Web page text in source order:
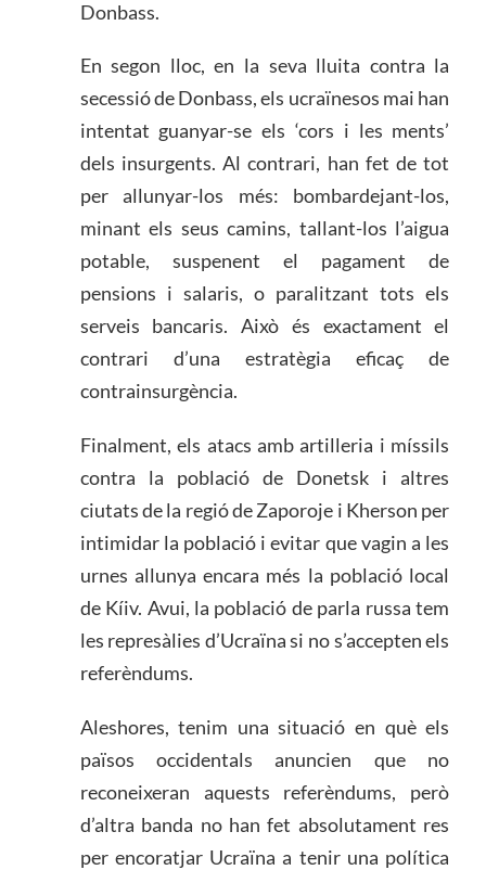
Donbass.
En segon lloc, en la seva lluita contra la
secessió de Donbass, els ucraïnesos mai han
intentat guanyar-se els ‘cors i les ments’
dels insurgents. Al contrari, han fet de tot
per allunyar-los més: bombardejant-los,
minant els seus camins, tallant-los l’aigua
potable, suspenent el pagament de
pensions i salaris, o paralitzant tots els
serveis bancaris. Això és exactament el
contrari d’una estratègia eficaç de
contrainsurgència.
Finalment, els atacs amb artilleria i míssils
contra la població de Donetsk i altres
ciutats de la regió de Zaporoje i Kherson per
intimidar la població i evitar que vagin a les
urnes allunya encara més la població local
de Kíiv. Avui, la població de parla russa tem
les represàlies d’Ucraïna si no s’accepten els
referèndums.
Aleshores, tenim una situació en què els
països occidentals anuncien que no
reconeixeran aquests referèndums, però
d’altra banda no han fet absolutament res
per encoratjar Ucraïna a tenir una política